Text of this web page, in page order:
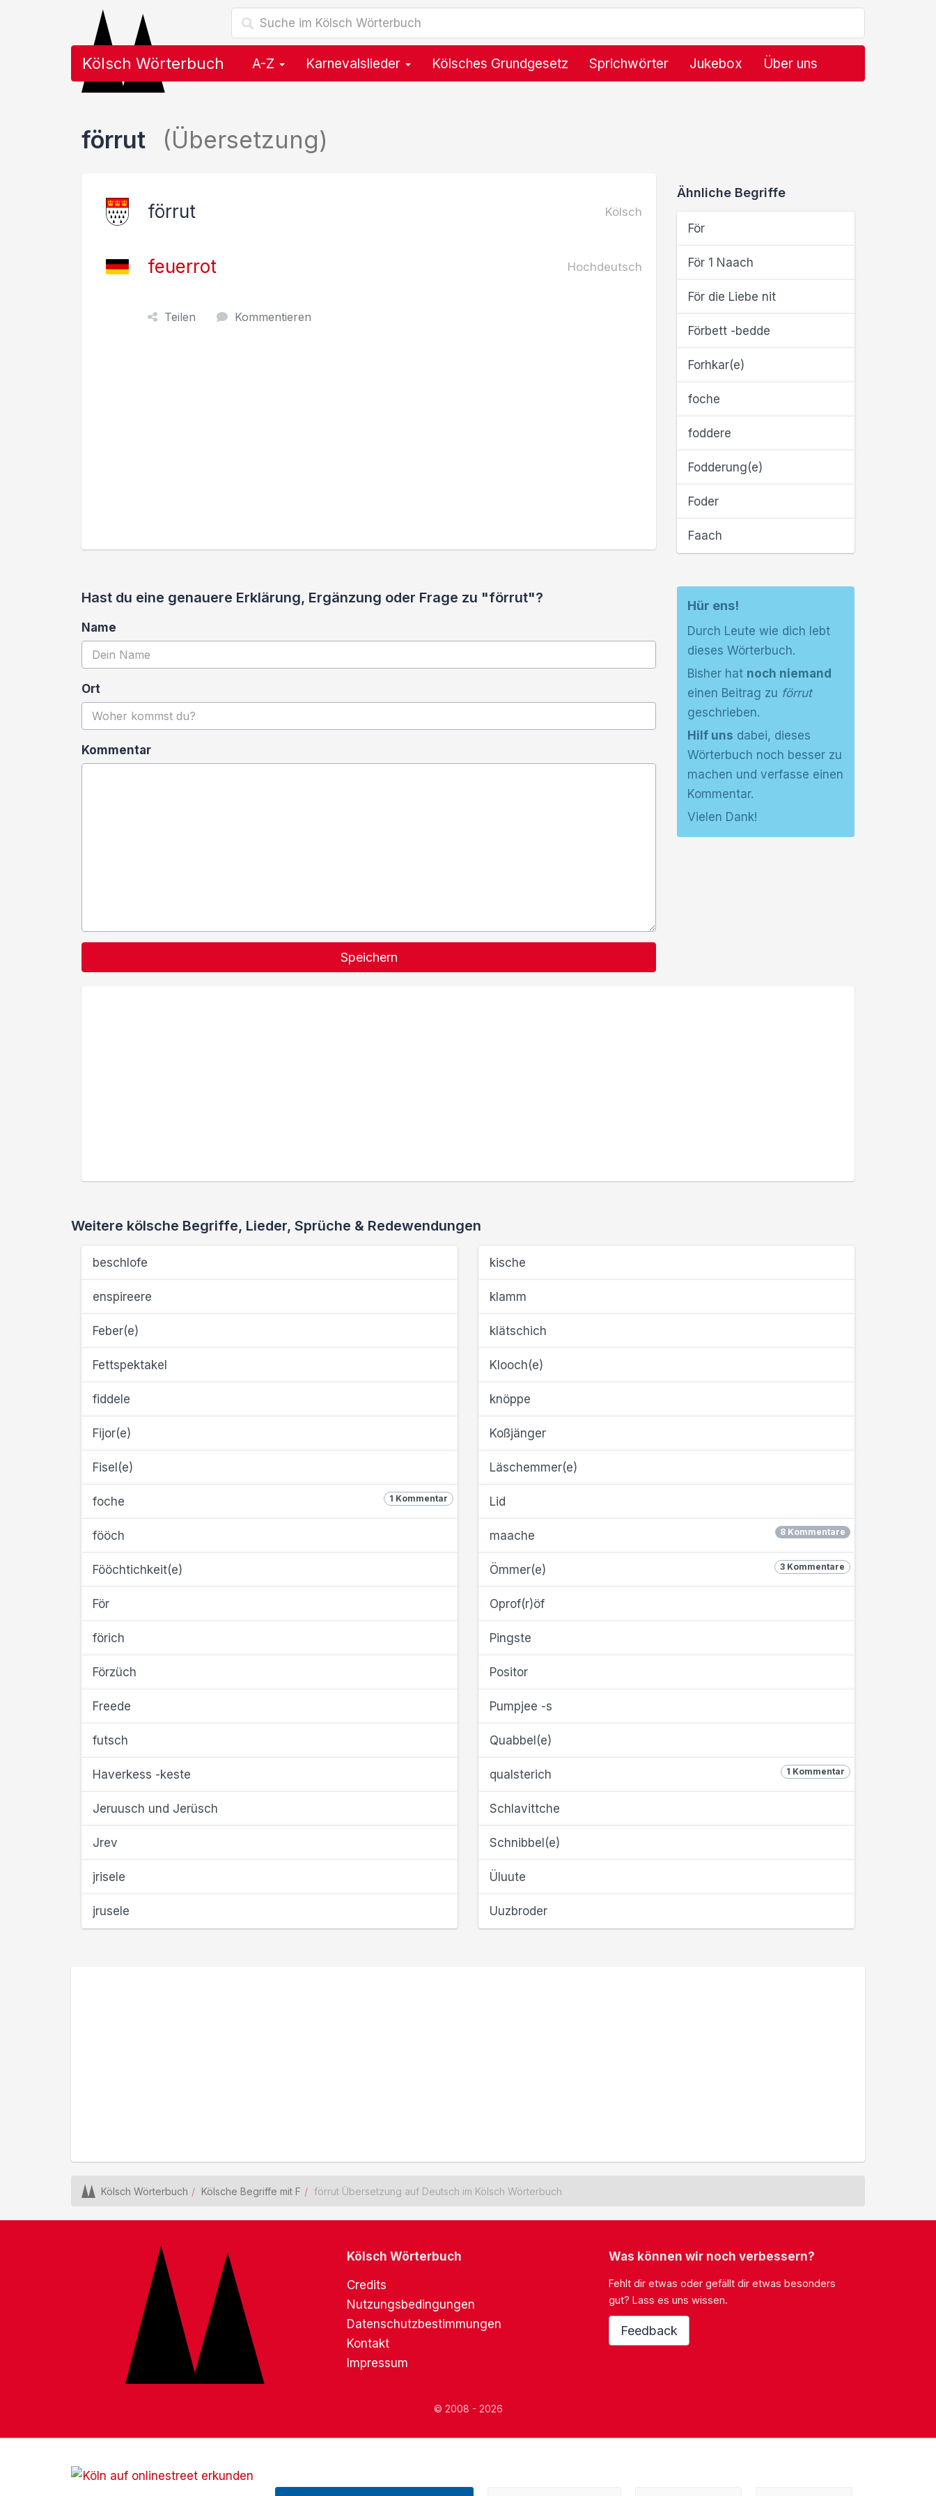
Kölsch Wörterbuch A-Z Karnevalslieder Kölsches Grundgesetz Sprichwörter Jukebox Über uns
förrut (Übersetzung)
förrut Kölsch
feuerrot Hochdeutsch
Teilen Kommentieren
Ähnliche Begriffe
För
För 1 Naach
För die Liebe nit
Förbett -bedde
Forhkar(e)
foche
foddere
Fodderung(e)
Foder
Faach
Hast du eine genauere Erklärung, Ergänzung oder Frage zu "förrut"?
Name
Ort
Kommentar
Speichern
Hür ens!
Durch Leute wie dich lebt
dieses Wörterbuch.
Bisher hat noch niemand
einen Beitrag zu förrut
geschrieben.
Hilf uns dabei, dieses
Wörterbuch noch besser zu
machen und verfasse einen
Kommentar.
Vielen Dank!
Weitere kölsche Begriffe, Lieder, Sprüche & Redewendungen
beschlofe
enspireere
Feber(e)
Fettspektakel
fiddele
Fijor(e)
Fisel(e)
1 Kommentar
foche
fööch
Fööchtichkeit(e)
För
förich
Förzüch
Freede
futsch
Haverkess -keste
Jeruusch und Jerüsch
Jrev
jrisele
jrusele
kische
klamm
klätschich
Klooch(e)
knöppe
Koßjänger
Läschemmer(e)
Lid
8 Kommentare
maache
3 Kommentare
Ömmer(e)
Oprof(r)öf
Pingste
Positor
Pumpjee -s
Quabbel(e)
1 Kommentar
qualsterich
Schlavittche
Schnibbel(e)
Üluute
Uuzbroder
Kölsch Wörterbuch Kölsche Begriffe mit F förrut Übersetzung auf Deutsch im Kölsch Wörterbuch
Kölsch Wörterbuch
Credits
Nutzungsbedingungen
Datenschutzbestimmungen
Kontakt
Impressum
Was können wir noch verbessern?
Fehlt dir etwas oder gefällt dir etwas besonders
gut? Lass es uns wissen.
Feedback
© 2008 - 2026